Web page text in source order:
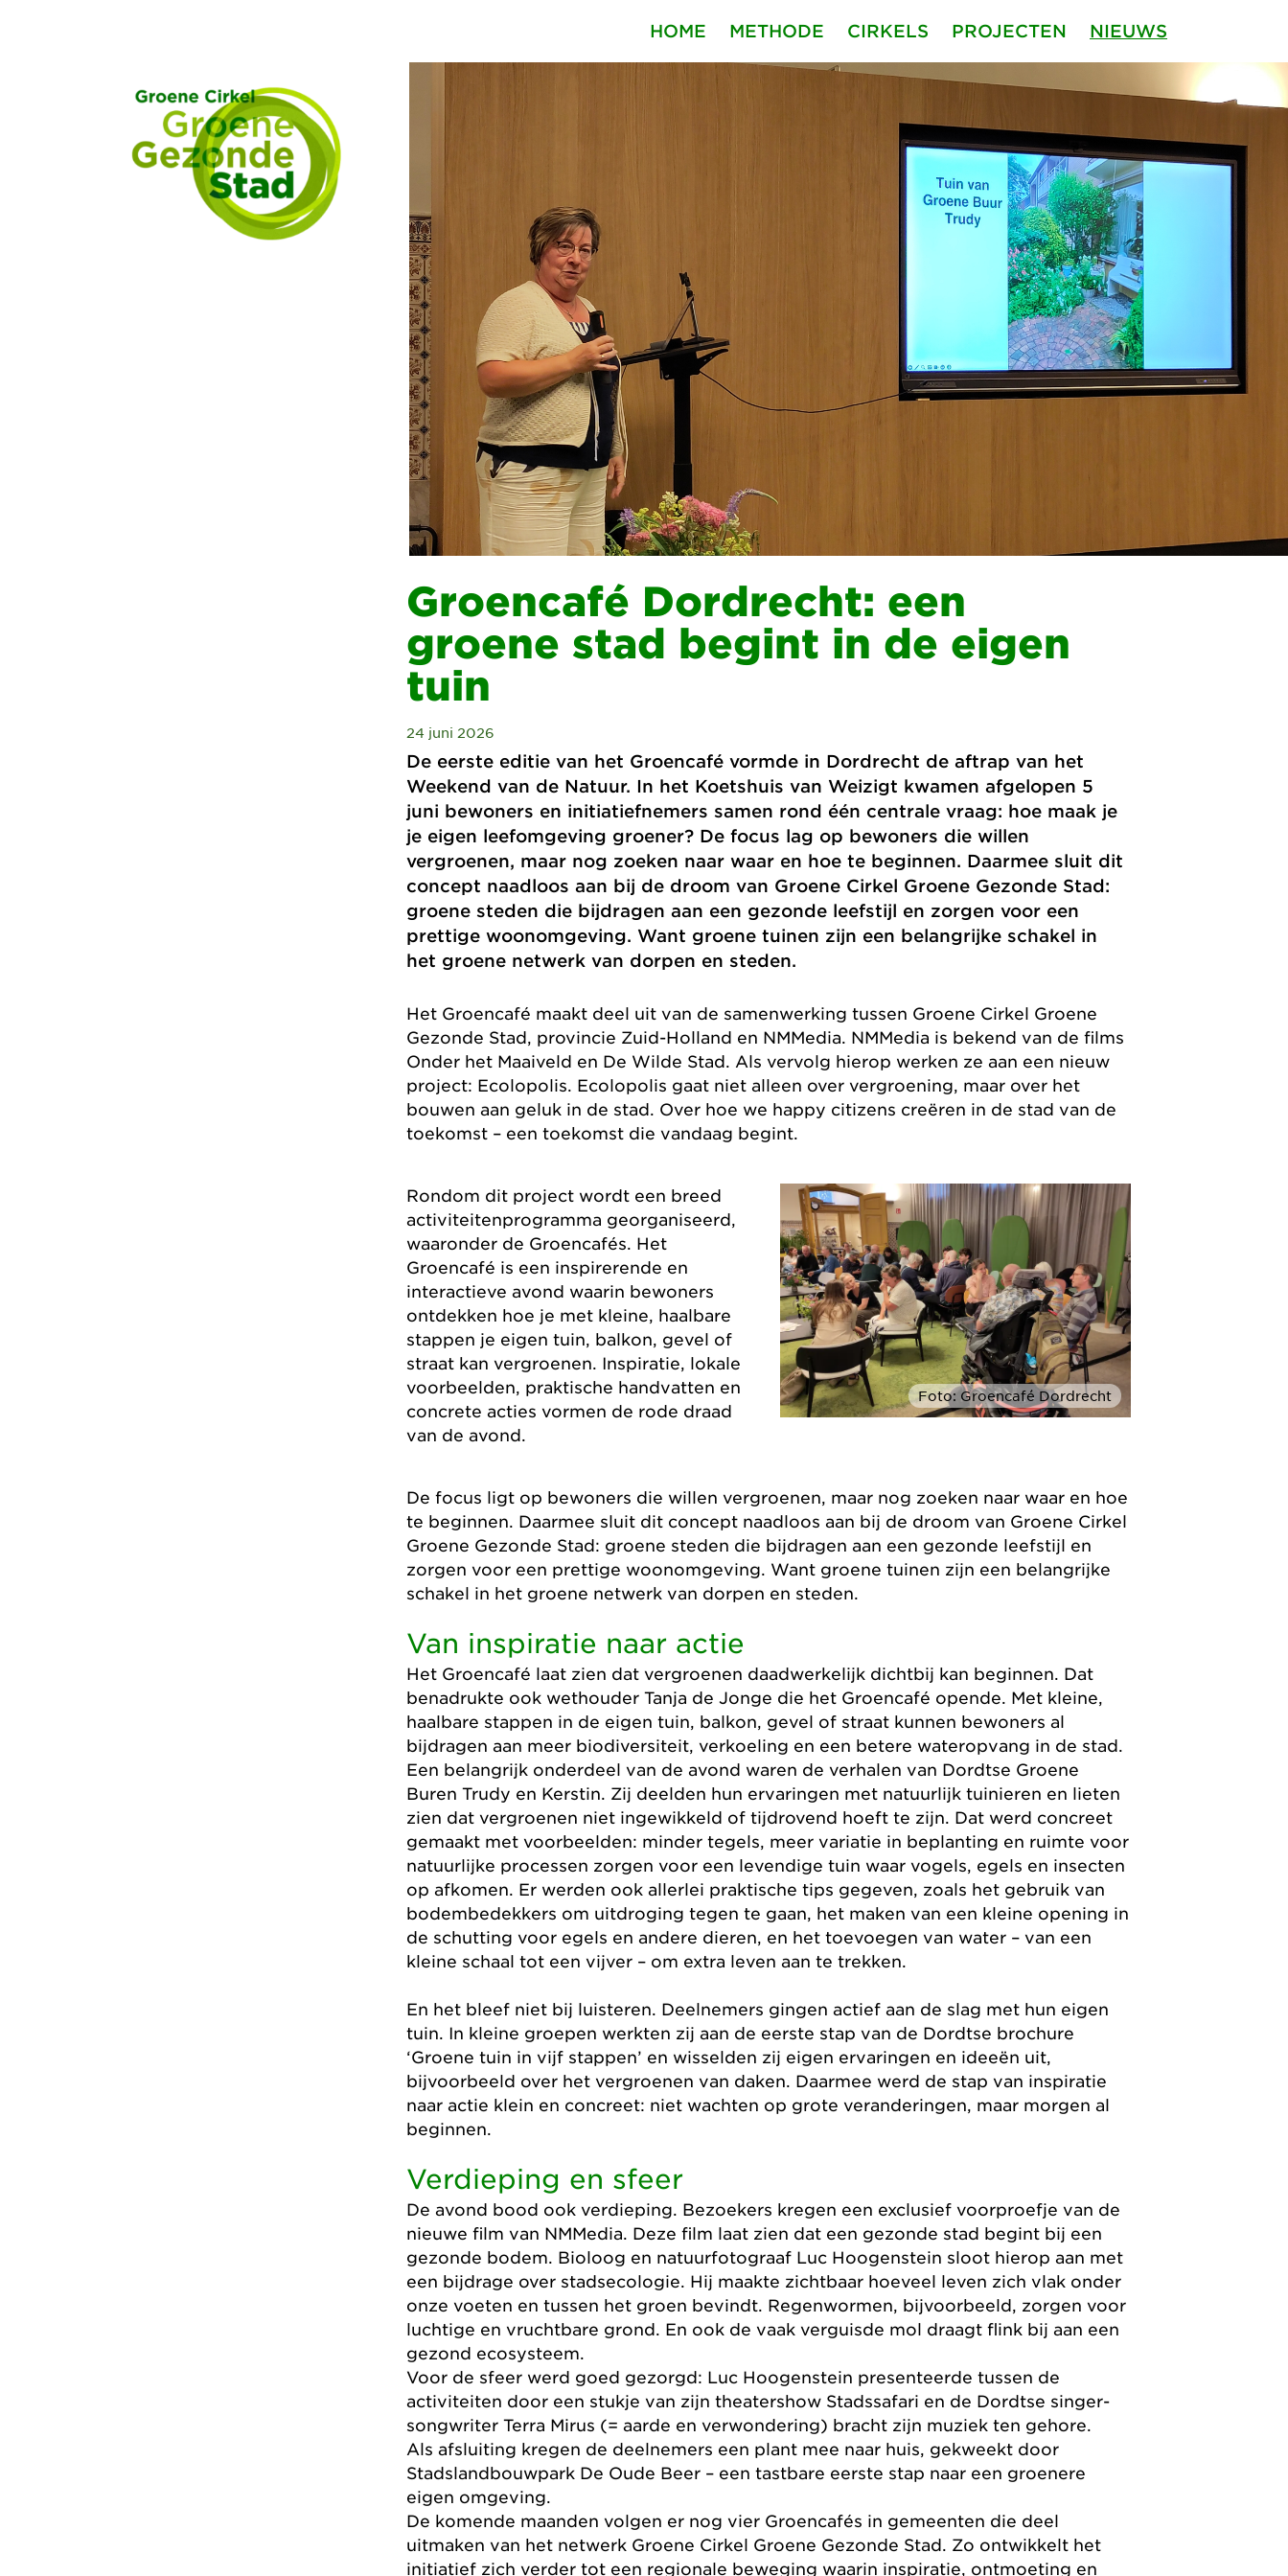
HOME METHODE CIRKELS PROJECTEN NIEUWS
Groencafé Dordrecht: een
groene stad begint in de eigen
tuin
24 juni 2026
De eerste editie van het Groencafé vormde in Dordrecht de aftrap van het
Weekend van de Natuur. In het Koetshuis van Weizigt kwamen afgelopen 5
juni bewoners en initiatiefnemers samen rond één centrale vraag: hoe maak je
je eigen leefomgeving groener? De focus lag op bewoners die willen
vergroenen, maar nog zoeken naar waar en hoe te beginnen. Daarmee sluit dit
concept naadloos aan bij de droom van Groene Cirkel Groene Gezonde Stad:
groene steden die bijdragen aan een gezonde leefstijl en zorgen voor een
prettige woonomgeving. Want groene tuinen zijn een belangrijke schakel in
het groene netwerk van dorpen en steden.
Het Groencafé maakt deel uit van de samenwerking tussen Groene Cirkel Groene
Gezonde Stad, provincie Zuid-Holland en NMMedia. NMMedia is bekend van de films
Onder het Maaiveld en De Wilde Stad. Als vervolg hierop werken ze aan een nieuw
project: Ecolopolis. Ecolopolis gaat niet alleen over vergroening, maar over het
bouwen aan geluk in de stad. Over hoe we happy citizens creëren in de stad van de
toekomst – een toekomst die vandaag begint.
Rondom dit project wordt een breed
activiteitenprogramma georganiseerd,
waaronder de Groencafés. Het
Groencafé is een inspirerende en
interactieve avond waarin bewoners
ontdekken hoe je met kleine, haalbare
stappen je eigen tuin, balkon, gevel of
straat kan vergroenen. Inspiratie, lokale
voorbeelden, praktische handvatten en
concrete acties vormen de rode draad
van de avond.
Foto: Groencafé Dordrecht
De focus ligt op bewoners die willen vergroenen, maar nog zoeken naar waar en hoe
te beginnen. Daarmee sluit dit concept naadloos aan bij de droom van Groene Cirkel
Groene Gezonde Stad: groene steden die bijdragen aan een gezonde leefstijl en
zorgen voor een prettige woonomgeving. Want groene tuinen zijn een belangrijke
schakel in het groene netwerk van dorpen en steden.
Van inspiratie naar actie
Het Groencafé laat zien dat vergroenen daadwerkelijk dichtbij kan beginnen. Dat
benadrukte ook wethouder Tanja de Jonge die het Groencafé opende. Met kleine,
haalbare stappen in de eigen tuin, balkon, gevel of straat kunnen bewoners al
bijdragen aan meer biodiversiteit, verkoeling en een betere wateropvang in de stad.
Een belangrijk onderdeel van de avond waren de verhalen van Dordtse Groene
Buren Trudy en Kerstin. Zij deelden hun ervaringen met natuurlijk tuinieren en lieten
zien dat vergroenen niet ingewikkeld of tijdrovend hoeft te zijn. Dat werd concreet
gemaakt met voorbeelden: minder tegels, meer variatie in beplanting en ruimte voor
natuurlijke processen zorgen voor een levendige tuin waar vogels, egels en insecten
op afkomen. Er werden ook allerlei praktische tips gegeven, zoals het gebruik van
bodembedekkers om uitdroging tegen te gaan, het maken van een kleine opening in
de schutting voor egels en andere dieren, en het toevoegen van water – van een
kleine schaal tot een vijver – om extra leven aan te trekken.
En het bleef niet bij luisteren. Deelnemers gingen actief aan de slag met hun eigen
tuin. In kleine groepen werkten zij aan de eerste stap van de Dordtse brochure
‘Groene tuin in vijf stappen’ en wisselden zij eigen ervaringen en ideeën uit,
bijvoorbeeld over het vergroenen van daken. Daarmee werd de stap van inspiratie
naar actie klein en concreet: niet wachten op grote veranderingen, maar morgen al
beginnen.
Verdieping en sfeer
De avond bood ook verdieping. Bezoekers kregen een exclusief voorproefje van de
nieuwe film van NMMedia. Deze film laat zien dat een gezonde stad begint bij een
gezonde bodem. Bioloog en natuurfotograaf Luc Hoogenstein sloot hierop aan met
een bijdrage over stadsecologie. Hij maakte zichtbaar hoeveel leven zich vlak onder
onze voeten en tussen het groen bevindt. Regenwormen, bijvoorbeeld, zorgen voor
luchtige en vruchtbare grond. En ook de vaak verguisde mol draagt flink bij aan een
gezond ecosysteem.
Voor de sfeer werd goed gezorgd: Luc Hoogenstein presenteerde tussen de
activiteiten door een stukje van zijn theatershow Stadssafari en de Dordtse singer-
songwriter Terra Mirus (= aarde en verwondering) bracht zijn muziek ten gehore.
Als afsluiting kregen de deelnemers een plant mee naar huis, gekweekt door
Stadslandbouwpark De Oude Beer – een tastbare eerste stap naar een groenere
eigen omgeving.
De komende maanden volgen er nog vier Groencafés in gemeenten die deel
uitmaken van het netwerk Groene Cirkel Groene Gezonde Stad. Zo ontwikkelt het
initiatief zich verder tot een regionale beweging waarin inspiratie, ontmoeting en